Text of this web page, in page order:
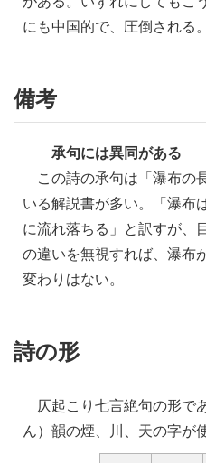
にも中国的で、圧倒される。
備考
承句には異同がある
この詩の承句は「瀑布の
いる解説書が多い。「瀑布
に流れ落ちる」と訳すが、
の違いを無視すれば、瀑布
変わりはない。
詩の形
仄起こり七言絶句の形で
ん）韻の煙、川、天の字が